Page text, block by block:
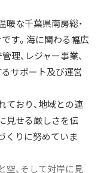
暖な千葉県南房総・
す。海に関わる幅広
理、レジャー事業、
サポート及び運営
ており、地域との連
見せる厳しさを伝
くりに努めていま
空、そして対岸に見